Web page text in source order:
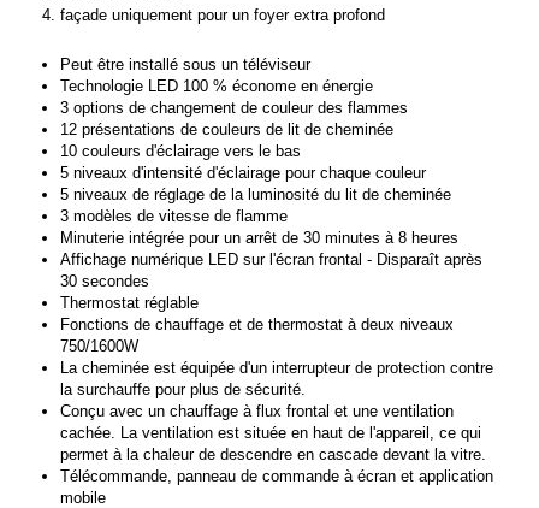
façade uniquement pour un foyer extra profond
Peut être installé sous un téléviseur
Technologie LED 100 % économe en énergie
3 options de changement de couleur des flammes
12 présentations de couleurs de lit de cheminée
10 couleurs d'éclairage vers le bas
5 niveaux d'intensité d'éclairage pour chaque couleur
5 niveaux de réglage de la luminosité du lit de cheminée
3 modèles de vitesse de flamme
Minuterie intégrée pour un arrêt de 30 minutes à 8 heures
Affichage numérique LED sur l'écran frontal - Disparaît après
30 secondes
Thermostat réglable
Fonctions de chauffage et de thermostat à deux niveaux
750/1600W
La cheminée est équipée d'un interrupteur de protection contre
la surchauffe pour plus de sécurité.
Conçu avec un chauffage à flux frontal et une ventilation
cachée. La ventilation est située en haut de l'appareil, ce qui
permet à la chaleur de descendre en cascade devant la vitre.
Télécommande, panneau de commande à écran et application
mobile